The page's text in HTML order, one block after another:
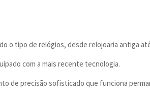
o tipo de relógios, desde relojoaria antiga
com a mais recente tecnologia.
de precisão sofisticado que funciona